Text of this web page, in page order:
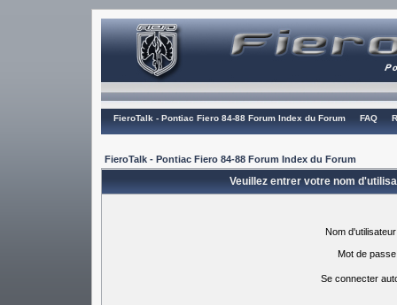
FieroTalk - Pontiac Fiero 84-88 Forum Index du Forum FAQ
FieroTalk - Pontiac Fiero 84-88 Forum Index du Forum
Veuillez entrer votre nom
Nom
Mot de
Se connecter